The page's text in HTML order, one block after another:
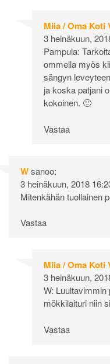
Miia / Oma Koti
3 heinäkuun,
Pampula:
ommella myös
sängyn
ja koska patjani
kokoinen. 🙂
Vastaa
Wsanoo:
3 heinäkuun, 2018
Mitenkähän tuollainen
Vastaa
Miia / Oma Koti
3 heinäkuun,
W:
mökkilaituri niin
Vastaa